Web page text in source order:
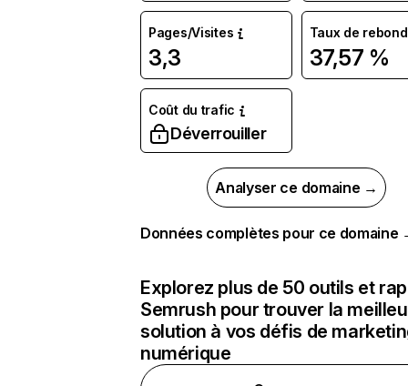
Pages/Visites
3,3
Taux de rebond
37,57 %
Coût du trafic
Déverrouiller
Analyser ce domaine →
Données complètes pour ce domaine
Explorez plus de 50 outils et
Semrush pour trouver la
solution à vos défis de
numérique